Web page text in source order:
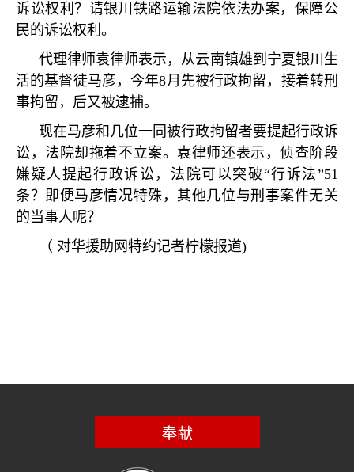
诉讼权利？请银川铁路运输法院依法办案，保障公
民的诉讼权利。
代理律师袁律师表示，从云南镇雄到宁夏银川生
活的基督徒马彦，今年8月先被行政拘留，接着转刑
事拘留，后又被逮捕。
现在马彦和几位一同被行政拘留者要提起行政诉
讼，法院却拖着不立案。袁律师还表示，侦查阶段
嫌疑人提起行政诉讼，法院可以突破“行诉法”51
条？即便马彦情况特殊，其他几位与刑事案件无关
的当事人呢？
（ 对华援助网特约记者柠檬报道)
奉献